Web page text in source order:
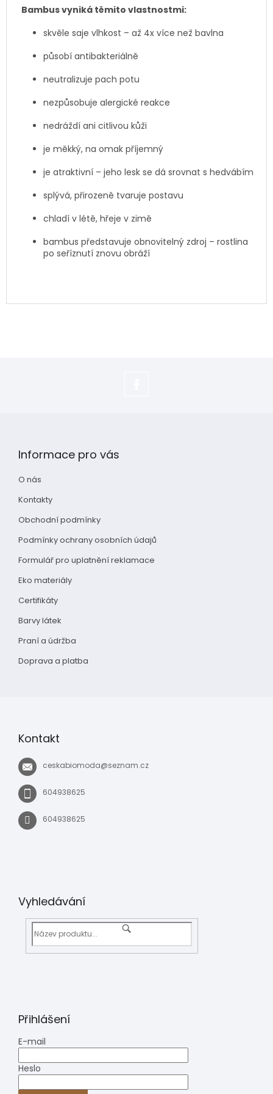
Bambus vyniká těmito vlastnostmi:
skvěle saje vlhkost – až 4x více než bavlna
působí antibakteriálně
neutralizuje pach potu
nezpůsobuje alergické reakce
nedráždí ani citlivou kůži
je měkký, na omak příjemný
je atraktivní – jeho lesk se dá srovnat s hedvábím
splývá, přirozeně tvaruje postavu
chladí v létě, hřeje v zimě
bambus představuje obnovitelný zdroj – rostlina
po seříznutí znovu obráží
Informace pro vás
O nás
Kontakty
Obchodní podmínky
Podmínky ochrany osobních údajů
Formulář pro uplatnění reklamace
Eko materiály
Certifikáty
Barvy látek
Praní a údržba
Doprava a platba
Kontakt
ceskabiomoda@seznam.cz
604938625
604938625
Vyhledávání
Přihlášení
E-mail
Heslo